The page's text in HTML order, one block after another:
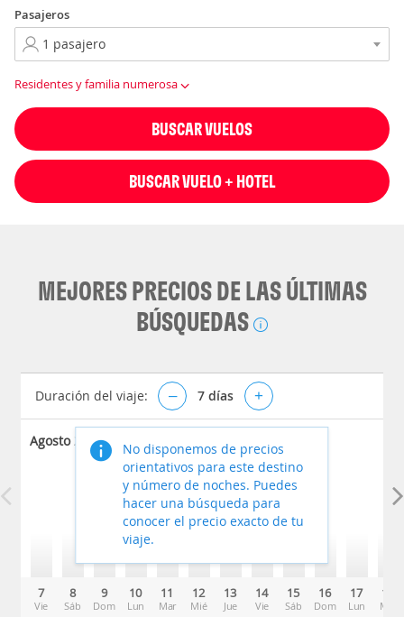
Pasajeros
Residentes y familia numerosa
BUSCAR VUELOS
BUSCAR VUELO + HOTEL
MEJORES PRECIOS DE LAS ÚLTIMAS
BÚSQUEDAS
Duración del viaje: – 7 días +
Agosto 2026
7
Vie
8
Sáb
9
Dom
10
Lun
11
Mar
12
Mié
13
Jue
14
Vie
15
Sáb
16
Dom
17
Lun
18
Mar
No disponemos de precios
orientativos para este destino
y número de noches. Puedes
hacer una búsqueda para
conocer el precio exacto de tu
viaje.